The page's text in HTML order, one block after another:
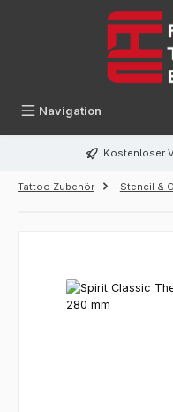
Navigation
Kostenloser
Tattoo Zubehör Stencil &